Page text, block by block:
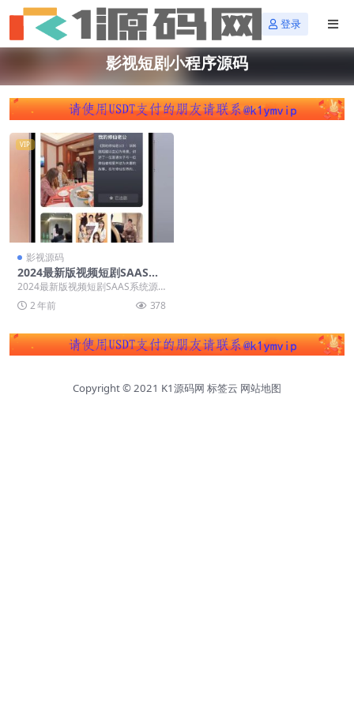
登录
影视短剧小程序源码
VIP
影视源码
2024最新版视频短剧SAAS系
统源码+影视短剧小程序源码
+搭建教程
2024最新版视频短剧SAAS系统源
码+影视短剧小程序源码+搭建教程
1.依旧采...
2 年前 378
Copyright © 2021 K1源码网 标签云 网站地图